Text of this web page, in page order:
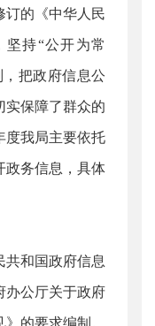
订的《中华人民
持“公开为常
把政府信息公
实保障了群众的
度我局主要依托
政务信息，具体
和国政府信息
办公厅关于政府
的要求编制。